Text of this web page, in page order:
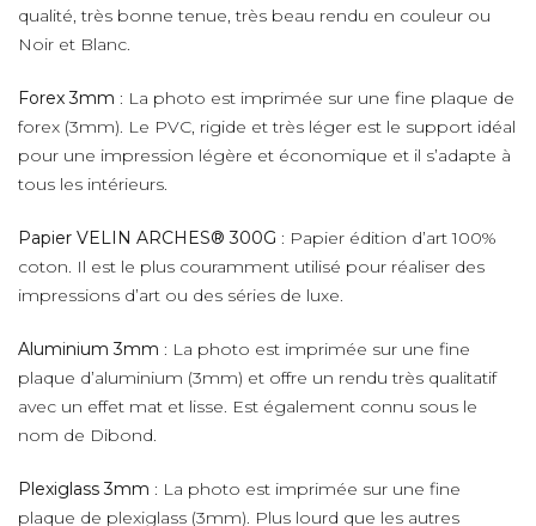
qualité, très bonne tenue, très beau rendu en couleur ou
Noir et Blanc.
Forex 3mm : La photo est imprimée sur une fine plaque de
forex (3mm). Le PVC, rigide et très léger est le support idéal
pour une impression légère et économique et il s’adapte à
tous les intérieurs.
Papier VELIN ARCHES® 300G : Papier édition d’art 100%
coton. Il est le plus couramment utilisé pour réaliser des
impressions d’art ou des séries de luxe.
Aluminium 3mm : La photo est imprimée sur une fine
plaque d’aluminium (3mm) et offre un rendu très qualitatif
avec un effet mat et lisse. Est également connu sous le
nom de Dibond.
Plexiglass 3mm : La photo est imprimée sur une fine
plaque de plexiglass (3mm). Plus lourd que les autres